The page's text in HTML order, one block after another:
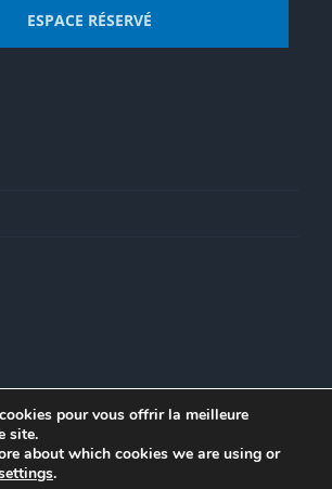
ESPACE RÉSERVÉ
de la FSU 2023 | Par FSU |Plan du site
|Politique de confidentialité
pour vous offrir la meilleure
site.
about which cookies we are using or
.